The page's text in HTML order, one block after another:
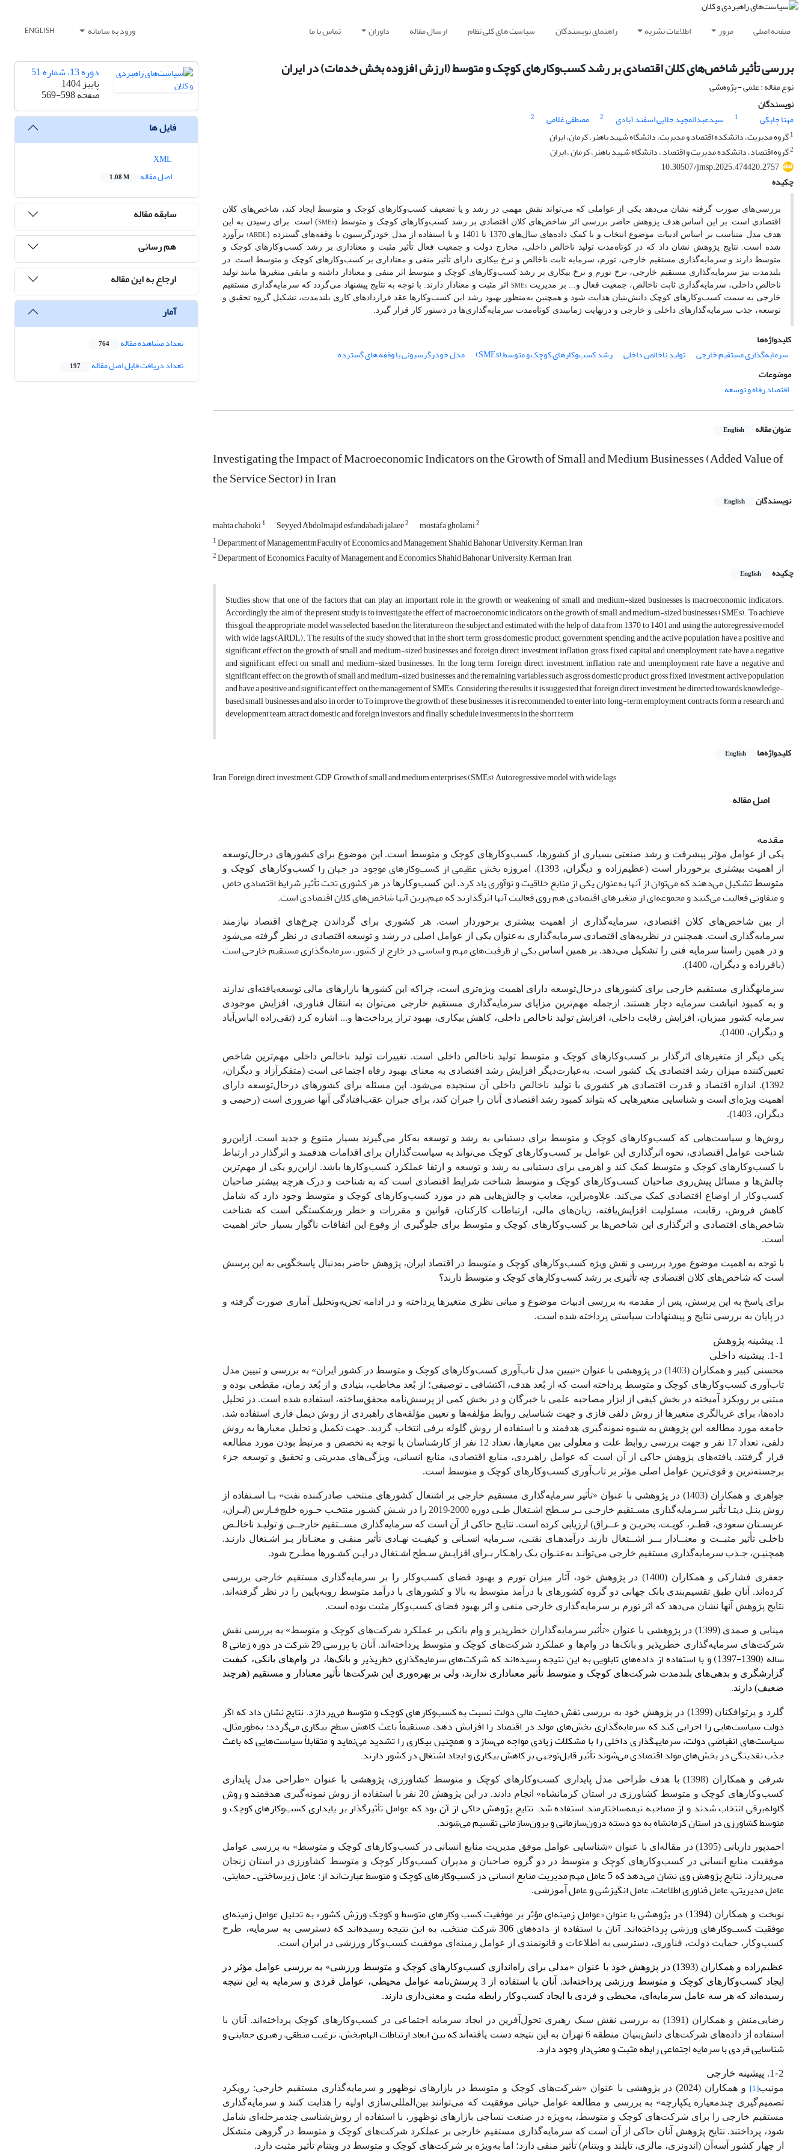
صفحه اصلی مرور اطلاعات نشریه راهنمای نویسندگان سیاست های کلی نظام ارسال مقاله داوران تماس با ما ورود به سامانه ENGLISH
بررسی تأثیر شاخص‌های کلان اقتصادی بر رشد کسب‌وکارهای کوچک و متوسط (ارزش افزوده بخش خدمات) در ایران
نوع مقاله : علمی - پژوهشی
نویسندگان
مهتا چابکی
1 سیدعبدالمجید جلایی اسفند آبادی 2 مصطفی غلامی
2
1گروه مدیریت، دانشکده اقتصاد و مدیریت، دانشگاه شهید باهنر، کرمان، ایران
2گروه اقتصاد، دانشکده مدیریت و اقتصاد ، دانشگاه شهید باهنر، کرمان ، ایران
10.30507/jmsp.2025.474420.2757
چکیده
بررسی‌های صورت گرفته نشان می‌دهد یکی از عواملی که می‌تواند نقش مهمی در رشد و یا تضعیف کسب‌وکارهای کوچک و متوسط ایجاد کند، شاخص‌های کلان
اقتصادی است. بر این اساس هدف پژوهش حاضر بررسی اثر شاخص‌های کلان اقتصادی بر رشد کسب‌وکارهای کوچک و متوسط (SMEs) است. برای رسیدن به این
هدف مدل متناسب بر اساس ادبیات موضوع انتخاب و با کمک داده‌های سال‌های 1370 تا 1401 و با استفاده از مدل خودرگرسیون با وقفه‌های گسترده (
(ARDLبرآورد
شده است. نتایج پژوهش نشان داد که در کوتاهمدت تولید ناخالص داخلی، مخارج دولت و جمعیت فعال تأثیر مثبت و معناداری بر رشد کسب‌وکارهای کوچک و
متوسط دارند و سرمایه‌گذاری مستقیم خارجی، تورم، سرمایه ثابت ناخالص و نرخ بیکاری دارای تأثیر منفی و معناداری بر کسب‌وکارهای کوچک و متوسط است. در
بلندمدت نیز سرمایه‌گذاری مستقیم خارجی، نرخ تورم و نرخ بیکاری بر رشد کسب‌وکارهای کوچک و متوسط اثر منفی و معنادار داشته و مابقی متغیرها مانند تولید
ناخالص داخلی، سرمایه‌گذاری ثابت ناخالص، جمعیت فعال و... بر مدیریت SMEs اثر مثبت و معنادار دارند. با توجه به نتایج پیشنهاد می‌گردد که سرمایه‌گذاری مستقیم
خارجی به سمت کسب‌وکارهای کوچک دانش‌بنیان هدایت شود و همچنین به‌منظور بهبود رشد این کسب‌وکارها عقد قراردادهای کاری بلندمدت، تشکیل گروه تحقیق و
توسعه، جذب سرمایه‌گذارهای داخلی و خارجی و درنهایت زمانبندی کوتاه‌مدت سرمایه‌گذاری‌ها در دستور کار قرار گیرد.
کلیدواژه‌ها
سرمایه‌گذاری مستقیم خارجی
تولید ناخالص داخلی رشد کسب‌وکارهای کوچک و متوسط (SMEs)
مدل خودرگرسیونی با وقفه های گسترده
موضوعات
اقتصاد رفاه و توسعه
عنوان مقاله English
Investigating the Impact of Macroeconomic Indicators on the Growth of Small and Medium Businesses (Added Value of
the Service Sector) in Iran
نویسندگان English
mahta chaboki1 Seyyed Abdolmajid esfandabadi jalaee2 mostafa gholami2
1Department of ManagementmFaculty of Economics and Management, Shahid Bahonar University, Kerman, Iran
2Department of Economics, Faculty of Management and Economics, Shahid Bahonar University, Kerman, Iran
چکیده
English
Studies show that one of the factors that can play an important role in the growth or weakening of small and medium-sized businesses is macroeconomic indicators.
Accordingly, the aim of the present study is to investigate the effect of macroeconomic indicators on the growth of small and medium-sized businesses (SMEs). To achieve
this goal, the appropriate model was selected based on the literature on the subject and estimated with the help of data from 1370 to 1401 and using the autoregressive model
with wide lags (ARDL). The results of the study showed that in the short term, gross domestic product, government spending and the active population have a positive and
significant effect on the growth of small and medium-sized businesses, and foreign direct investment, inflation, gross fixed capital and unemployment rate have a negative
and significant effect on small and medium-sized businesses. In the long term, foreign direct investment, inflation rate and unemployment rate have a negative and
significant effect on the growth of small and medium-sized businesses, and the remaining variables such as gross domestic product, gross fixed investment, active population
and have a positive and significant effect on the management of SMEs. Considering the results, it is suggested that foreign direct investment be directed towards knowledge-
based small businesses and also in order to To improve the growth of these businesses, it is recommended to enter into long-term employment contracts, form a research and
development team, attract domestic and foreign investors, and finally, schedule investments in the short term
کلیدواژه‌ها English
Iran, Foreign direct investment, GDP, Growth of small and medium enterprises (SMEs), Autoregressive model with wide lags
اصل مقاله
مقدمه
یکی از عوامل مؤثر پیشرفت و رشد صنعتی بسیاری از کشورها، کسب‌وکارهای کوچک و متوسط است. این موضوع برای کشورهای درحال‌‌توسعه
از اهمیت بیشتری برخوردار است (عظیم‌زاده و دیگران، 1393). امروزه
بخش عظیمی از کسب‌وکارهای موجود در جهان راکسب‌وکارهای کوچک و
متوسط تشکیل می‌دهند که می‌توان از آنها به‌عنوان یکی از منابع خلاقیت و نوآوری یاد کرد. این کسب‌وکارها در هر کشوری تحت تأثیر شرایط اقتصادی خاص
و متفاوتی فعالیت می‌کنند و مجموعه‌ای از متغیرهای اقتصادی هم روی فعالیت آنها اثرگذارند که مهم‌ترین آنها شاخص‌های کلان اقتصادی است.
از بین شاخص‌های کلان اقتصادی، سرمایه‌گذاری از اهمیت بیشتری برخوردار است. هر کشوری برای گرداندن چرخ‌های اقتصاد نیازمند
سرمایه‌گذاری است. همچنین در نظریه‌های اقتصادی سرمایه‌گذاری به‌عنوان یکی از عوامل اصلی در رشد و توسعه اقتصادی در نظر گرفته می‌شود
و در همین راستا سرمایه فنی را تشکیل می‌دهد. بر همین اساس یکی از ظرفیت‌های مهم و اساسی در خارج از کشور، سرمایه‌گذاری مستقیم خارجی است
(باقرزاده و دیگران، 1400).
سرمایه‎گذاری مستقیم خارجی برای کشورهای درحال‌‌توسعه دارای اهمیت ویژه‌تری است، چراکه این کشورها بازارهای مالی توسعه‌یافته‌ای ندارند
و به کمبود انباشت سرمایه دچار هستند. ازجمله مهم‌ترین مزایای سرمایه‌گذاری مستقیم خارجی می‌توان به انتقال فناوری، افزایش موجودی
سرمایه کشور میزبان، افزایش رقابت داخلی، افزایش تولید ناخالص داخلی، کاهش بیکاری، بهبود تراز پرداخت‌ها و... اشاره کرد (تقی‌زاده الیاس‌آباد
و دیگران، 1400).
یکی دیگر از متغیرهای اثرگذار بر کسب‌وکارهای کوچک و متوسط تولید ناخالص داخلی است. تغییرات تولید ناخالص داخلی مهم‌ترین شاخص
تعیین‌کننده میزان رشد اقتصادی یک کشور است. به‌عبارت‌دیگر افزایش رشد اقتصادی به معنای بهبود رفاه اجتماعی است (متفکرآزاد و دیگران،
1392). اندازه اقتصاد و قدرت اقتصادی هر کشوری با تولید ناخالص داخلی آن سنجیده می‌شود. این مسئله برای کشورهای درحال‌‌توسعه دارای
اهمیت ویژه‌ای است و شناسایی متغیرهایی که بتواند کمبود رشد اقتصادی آنان را جبران کند، برای جبران عقب‌افتادگی آنها ضروری است (رحیمی و
دیگران، 1403).
روش‌ها و سیاست‌هایی که کسب‌وکارهای کوچک و متوسط برای دستیابی به رشد و توسعه به‌کار می‌گیرند بسیار متنوع و جدید است. ازاین‌رو
شناخت عوامل اقتصادی، نحوه اثرگذاری این عوامل بر کسب‌وکارهای کوچک می‌تواند به سیاستگذاران برای اقدامات هدفمند و اثرگذار در ارتباط
با کسب‌وکارهای کوچک و متوسط کمک کند و اهرمی برای دستیابی به رشد و توسعه و ارتقا عملکرد کسب‌و‌کارها باشد. ازاین‌رو یکی از مهم‌ترین
چالش‌ها و مسائل پیش‌روی صاحبان کسب‌و‌کارهای کوچک و متوسط شناخت شرایط اقتصادی است که به شناخت و درک هرچه بیشتر صاحبان
کسب‌و‌کار از اوضاع اقتصادی کمک می‌کند. علاوه‌براین، معایب و چالش‌هایی هم در مورد کسب‌و‌کارهای کوچک و متوسط وجود دارد که شامل
کاهش فروش، رقابت، مسئولیت افزایش‌یافته، زیان‌های مالی، ارتباطات کارکنان، قوانین و مقررات و خطر ورشکستگی است که شناخت
شاخص‌های اقتصادی و اثرگذاری این شاخص‌ها بر کسب‌و‌کارهای کوچک و متوسط برای جلوگیری از وقوع این اتفاقات ناگوار بسیار حائز اهمیت
است.
با توجه به اهمیت موضوع مورد بررسی و نقش ویژه کسب‌وکارهای کوچک و متوسط در اقتصاد ایران، پژوهش حاضر به‌دنبال پاسخگویی به این پرسش
است که شاخص‌های کلان اقتصادی چه تأثیری بر رشد کسب‌و‌‌کارهای کوچک و متوسط دارند؟
برای پاسخ به این پرسش، پس از مقدمه به بررسی ادبیات موضوع و مبانی نظری متغیرها پرداخته و در ادامه تجزیه‌وتحلیل آماری صورت گرفته و
در پایان به بررسی نتایج و پیشنهادات سیاستی پرداخته شده است.
1. پیشینه پژوهش
1-1. پیشینه داخلی
محسنی کبیر و همکاران (1403) در پژوهشی با عنوان «تبیین مدل تاب‌آوری کسب‌وکارهای کوچک و متوسط در کشور ایران» به بررسی و تبیین مدل
تاب‌آوری کسب‌وکارهای کوچک و متوسط پرداخته است که از بُعد هدف، اکتشافی ـ توصیفی؛ از بُعد مخاطب، بنیادی و از بُعد زمان، مقطعی بوده و
مبتنی بر رویکرد آمیخته در بخش کیفی از ابزار مصاحبه علمی با خبرگان و در بخش کمی از پرسش‌نامه محقق‌ساخته، استفاده شده است. در تحلیل
داده‌ها، برای غربالگری متغیرها از روش دلفی فازی و جهت شناسایی روابط مؤلفه‌ها و تعیین مؤلفه‌های راهبردی از روش دیمل فازی استفاده شد.
جامعه مورد مطالعه این پژوهش به شیوه نمونه‌گیری هدفمند و با استفاده از روش گلوله برفی انتخاب گردید. جهت تکمیل و تحلیل معیارها به روش
دلفی، تعداد 17 نفر و جهت بررسی روابط علت و معلولی بین معیارها، تعداد 12 نفر از کارشناسان با توجه به تخصص و مرتبط بودن مورد مطالعه
قرار گرفتند. یافته‌های پژوهش حاکی از آن است که عوامل راهبردی، منابع اقتصادی، منابع انسانی، ویژگی‌های مدیریتی و تحقیق و توسعه جزء
برجسته‌ترین و قوی‌ترین عوامل اصلی مؤثر بر تاب‌آوری کسب‌وکارهای کوچک و متوسط است.
جواهری و همکاران (1403) در پژوهشی با عنوان «تأثیر سرمایه‌گذاری مستقیم خارجی بر اشتغال کشورهای منتخب صادرکننده نفت» بـا اسـتفاده از
روش پنـل دیتـا تأثیر سـرمایه‌گذاری مسـتقیم خارجـی بـر سـطح اشـتغال طـی دوره 2000-2019 را در شـش کشـور منتخـب حـوزه خلیج‌فـارس (ایـران،
عربسـتان سعودی، قطـر، کویـت، بحریـن و عــراق) ارزیابی کرده است. نتایـج حاکی از آن است که سرمایه‌گذاری مســتقیم خارجــی و تولیـد ناخالـص
داخلـی تأثیر مثبــت و معنــادار بــر اشــتغال دارند. درآمدهـای نفتـی، سـرمایه‌ انسـانی و کیفیـت نهـادی تأثیر منفـی و معنـادار بـر اشـتغال دارنـد.
همچنیـن، جـذب سرمایه‌گذاری مستقیم خارجی می‌توانـد به‌عنـوان یـک راهـکار بـرای افزایـش سـطح اشـتغال در ایـن کشـورها مطـرح شود.
جعفری فشارکی و همکاران (1400) در پژوهش خود، آثار میزان تورم و بهبود فضای کسب‌وکار را بر سرمایه‌گذاری مستقیم خارجی بررسی
کرده‌اند. آنان طبق تقسیم‌بندی بانک جهانی دو گروه کشورهای با درآمد متوسط به بالا و کشورهای با درآمد متوسط روبه‌پایین را در نظر گرفته‌اند.
نتایج پژوهش آنها نشان می‌دهد که اثر تورم بر سرمایه‌گذاری خارجی منفی و اثر بهبود فضای کسب‌وکار مثبت بوده است.
مینایی و صمدی (1399) در پژوهشی با عنوان «تأثیر سرمایه
گذاران خطرپذیر و وام بانکی بر عملکرد شرکت‌های کوچک و متوسط» به بررسی نقش
شرکت‌های سرمایه‌گذاری خطرپذیر و بانک‌ها در وام‌ها و عملکرد شرکت‌های کوچک و متوسط پرداخته‌اند. آنان
با بررسی 29 شرکت در دوره زمانی 8
ساله (1390-1397) و با استفاده از داده‌های تابلویی به این نتیجه رسیده‌اند که شرکت‌های سرمایه‌گذاری خطرپذیر
و بانک‌ها، در وام‌های بانکی، کیفیت
گزارشگری و بدهی‌های بلندمدت شرکت‌های کوچک ‌و متوسط تأثیر معناداری ندارند، ولی بر بهره‌وری این شرکت‌ها تأثیر معنادار و مستقیم (هرچند
ضعیف) دارند.
گلرد و پرتوافکنان (1399) در پژوهش خود به بررسی
نقش حمایت مالی دولت نسبت به کسب‌و‌کارهای کوچک و متوسط می‌پردازد. نتایج نشان داد که اگر
دولت سیاست‌هایی را اجرایی کند که سرمایه‌گذاری بخش‌های مولد در اقتصاد را افزایش دهد، مستقیماً باعث کاهش سطح بیکاری می‌گردد؛ به‌طورمثال،
سیاست‌های انقباضی دولت، سرمایه‎گذاری داخلی را با مشکلات زیادی مواجه می‌سازد و همچنین بیکاری را تشدید می‌نماید و متقابلاً سیاست‌هایی که باعث
جذب نقدینگی در بخش‌های مولد اقتصادی می‌شوند تأثیر قابل‌توجهی بر کاهش بیکاری و ایجاد اشتغال در کشور دارند.
شرفی و همکاران (1398) با هدف طراحی مدل پایداری کسب‌وکارهای کوچک و متوسط کشاورزی، پژوهشی با عنوان «طراحی مدل پایداری
کسب‌وکارهای کوچک و متوسط کشاورزی در استان کرمانشاه» انجام دادند. در این پژوهش 20 نفر با استفاده از روش نمونه‌گیری
هدفمند و روش
گلوله‌برفی انتخاب شدند و از مصاحبه نیمه‌ساختارمند استفاده شد. نتایج پژوهش حاکی از آن بود که عوامل تأثیرگذار بر پایداری کسب‌وکارهای کوچک و
متوسط کشاورزی در استان کرمانشاه به دو دسته درون‌سازمانی و برون‌سازمانی تقسیم می‌شوند.
احمدپور داریانی (1395) در مقاله‌ای با عنوان «شناسایی عوامل موفق مدیریت منابع انسانی در کسب‌وکارهای کوچک و متوسط» به بررسی عوامل
موفقیت منابع انسانی در کسب‌وکارهای کوچک و متوسط در دو گروه صاحبان و مدیران کسب‌وکار کوچک و متوسط کشاورزی در استان زنجان
می‌پردازد.
نتایج پژوهش وی نشان می‌دهد که 5 عامل مهم مدیریت منابع انسانی در کسب‌وکارهای کوچک و متوسط عبارت‌اند از: عامل زیرساختی ـ حمایتی،
عامل مدیریتی، عامل فناوری اطلاعات، عامل انگیزشی و عامل آموزشی.
نوبخت و همکاران (
1394) در پژوهشی با عنوان «عوامل زمینه‌ای مؤثر بر موفقیت کسب وکارهای متوسط و کوچک ورزش کشور» به تحلیل عوامل زمینه‌ای
موفقیت کسب‌وکارهای ورزشی پرداخته‌اند. آنان با استفاده از داده‌های 306 شرکت منتخب، به این نتیجه رسیده‌اند که
دسترسی به سرمایه، طرح
کسب‌وکار، حمایت دولت، فناوری، دسترسی به اطلاعات و قانونمندی از عوامل زمینه‌ای موفقیت کسب‌وکار ورزشی در ایران است.
عظیم‌زاده و همکاران (1393) در پژوهش خود با عنوان «مدلی برای راه‌اندازی کسب‌و‌کارهای کوچک و متوسط ورزشی» به بررسی عوامل مؤثر در
ایجاد کسب‌و‌کار‌های کوچک و متوسط ورزشی پرداخته‌اند. آنان با استفاده از 3 پرسش‌نامه عوامل محیطی، عوامل فردی و سرمایه به این نتیجه
رسیده‌اند که هر سه عامل سرمایه‌ای، محیطی و فردی با ایجاد کسب‌و‌کار رابطه مثبت و معنی‌داری دارند.
رضایی‌منش و همکاران (1391) به بررسی نقش سبک رهبری تحول‌آفرین در ایجاد سرمایه اجتماعی در کسب‌و‌کارهای کوچک پرداخته‌اند. آنان با
استفاده از داده‌های شرکت‌های دانش‌بنیان منطقه 6 تهران به این نتیجه دست یافته‌اند
که بین ابعاد ارتباطات الهام‌بخش، ترغیب منطقی، رهبری حمایتی و
شناسایی فردی با سرمایه اجتماعی رابطه مثبت و معنی‌دار وجود دارد.
1-2. پیشینه خارجی
مونیب[1] و همکاران (2024) در پژوهشی با عنوان «شرکت‌های کوچک و متوسط
در بازارهای نوظهور و سرمایه‌گذاری مستقیم خارجی: رویکرد
تصمیم‌گیری چندمعیاره یکپارچه» به بررسی و مطالعه عوامل حیاتی موفقیت که می‌توانند بین‌المللی‌سازی اولیه را هدایت کنند و سرمایه‌گذاری
مستقیم خارجی را برای شرکت‌های کوچک و متوسط، به‌ویژه در صنعت نساجی بازارهای نوظهور، با استفاده از روش‌شناسی چندمرحله‌ای شامل
شود، پرداختند. نتایج پژوهش آنان حاکی از آن است که سرمایه‌گذاری مستقیم خارجی بر عملکرد شرکت‌های کوچک و متوسط در گروهی متشکل
از چهار کشور آسه‌آن (اندونزی، مالزی، تایلند و ویتنام) تأثیر منفی دارد؛ اما به‌ویژه بر شرکت‌های کوچک و متوسط در ویتنام تأثیر مثبت دارد.
دوره 13، شماره 51
پاییز 1404
صفحه569-598
فایل ها
اصل مقاله
1.08 M
سابقه مقاله
هم رسانی
ارجاع به این مقاله
آمار
تعداد مشاهده مقاله 764
تعداد دریافت فایل اصل مقاله 197